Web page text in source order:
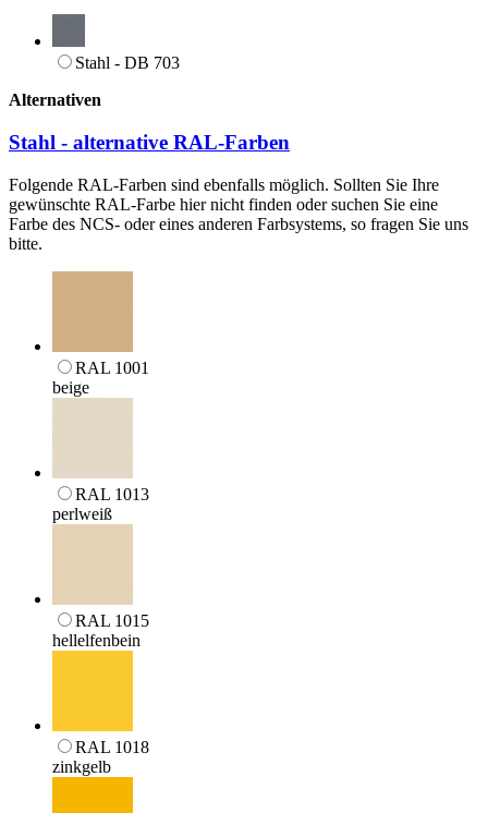
Stahl - DB 703
Alternativen
Stahl - alternative RAL-Farben
Folgende RAL-Farben sind ebenfalls möglich. Sollten Sie Ihre
gewünschte RAL-Farbe hier nicht finden oder suchen Sie eine
Farbe des NCS- oder eines anderen Farbsystems, so fragen Sie uns
bitte.
RAL 1001
beige
RAL 1013
perlweiß
RAL 1015
hellelfenbein
RAL 1018
zinkgelb